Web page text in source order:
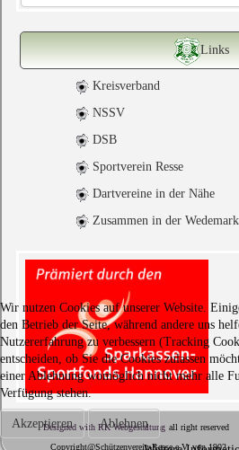
Links
Kreisverband
NSSV
DSB
Sportverein Resse
Dartvereine in der Nähe
Zusammen in der Wedemark
Copyright@Schützenverein-Resse e.V. von 1902
Designed with RK Webgestaltung all right reserved
Wir nutzen Cookies auf unserer Website.
den Betrieb der Seite, während andere uns
Nutzererfahrung zu verbessern (Tracking
entscheiden, ob Sie die Cookies zulassen
einer Ablehnung womöglich nicht mehr alle
Verfügung stehen.
Akzeptieren
Ablehnen